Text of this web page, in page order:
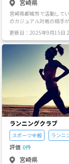
宮崎県
宮崎県都城市で活動して
のカジュアル対戦の相手
ので、このサークルを立ち
た。 興味がありましたら
いただけると嬉しいです
更新日：2025年9月15日
ランニングクラブ
スポーツ全般 ランニ
評価 0件
宮崎県